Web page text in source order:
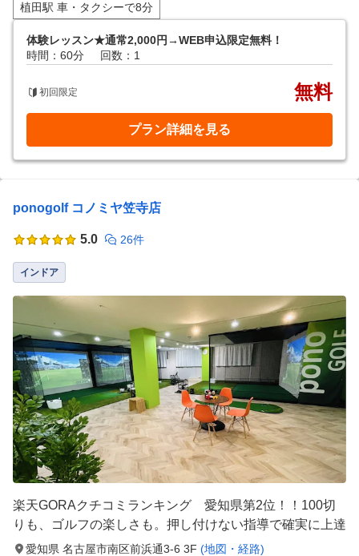
植田駅 車・タクシーで8分
体験レッスン★通常2,000円→WEB申込限定無料！
時間：60分
回数：1
初回限定 無料
プラン詳細を見る
ponogolf コノミヤ笠寺店
5.0 26件
インドア
楽天GORAクチコミランキング 愛知県第2位！！100切
りも、ゴルフの楽しさも。押し付けない指導で確実に上達
愛知県 名古屋市南区前浜通3-6 3F (地図・経路)